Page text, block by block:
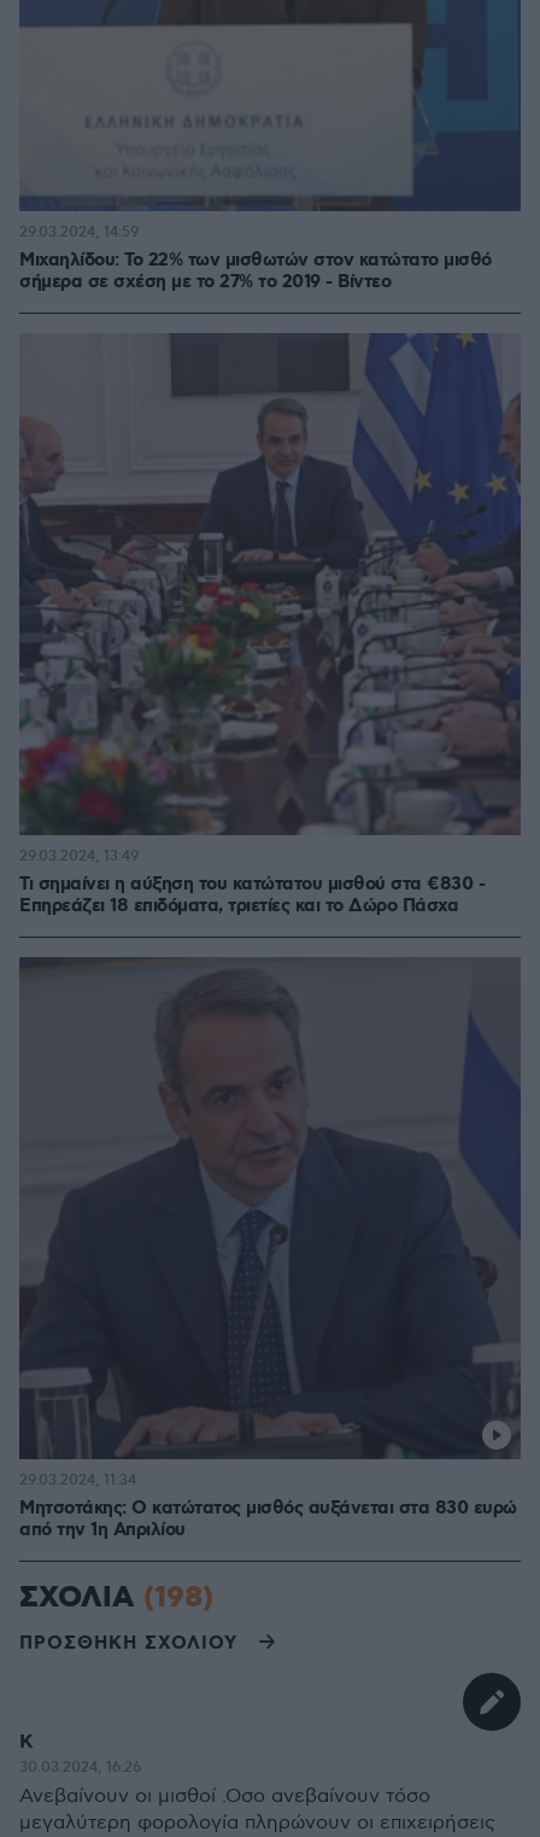
Μιχαηλίδου: Το 22% των μισθωτών στον κατώτατο μισθό
σήμερα σε σχέση με το 27% το 2019 - Βίντεο
29.03.2024, 14:59
Τι σημαίνει η αύξηση του κατώτατου μισθού στα €830 -
Επηρεάζει 18 επιδόματα, τριετίες και το Δώρο Πάσχα
29.03.2024, 13:49
Μητσοτάκης: Ο κατώτατος μισθός αυξάνεται στα 830 ευρώ
από την 1η Απριλίου
29.03.2024, 11:34
ΣΧΟΛΙΑ (198)
ΠΡΟΣΘΗΚΗ ΣΧΟΛΙΟΥ
Κ
30.03.2024, 16:26
Ανεβαίνουν οι μισθοί .Οσο ανεβαίνουν τόσο
μεγαλύτερη φορολογία πληρώνουν οι επιχειρήσεις